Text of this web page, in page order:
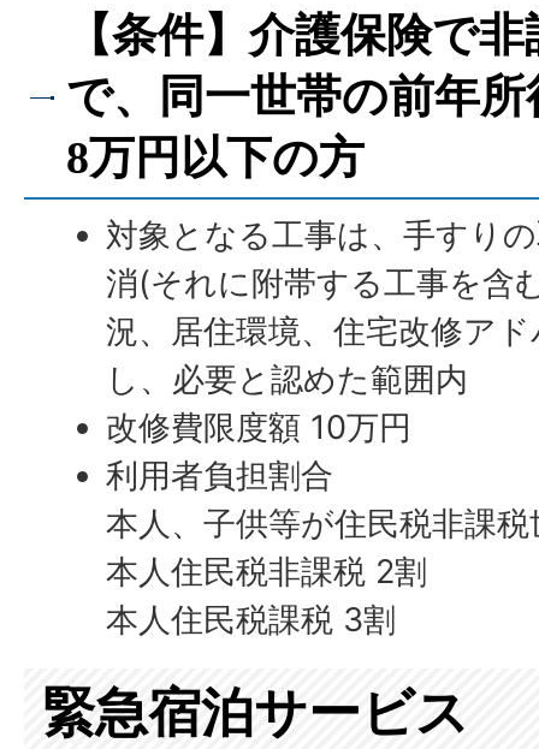
【条件】介護保険で
で、同一世帯の前年
8万円以下の方
対象となる工事は、手すり
消(それに附帯する工事を含
況、居住環境、住宅改修ア
し、必要と認めた範囲内
改修費限度額 10万円
利用者負担割合
本人、子供等が住民税非課税
本人住民税非課税 2割
本人住民税課税 3割
緊急宿泊サービス